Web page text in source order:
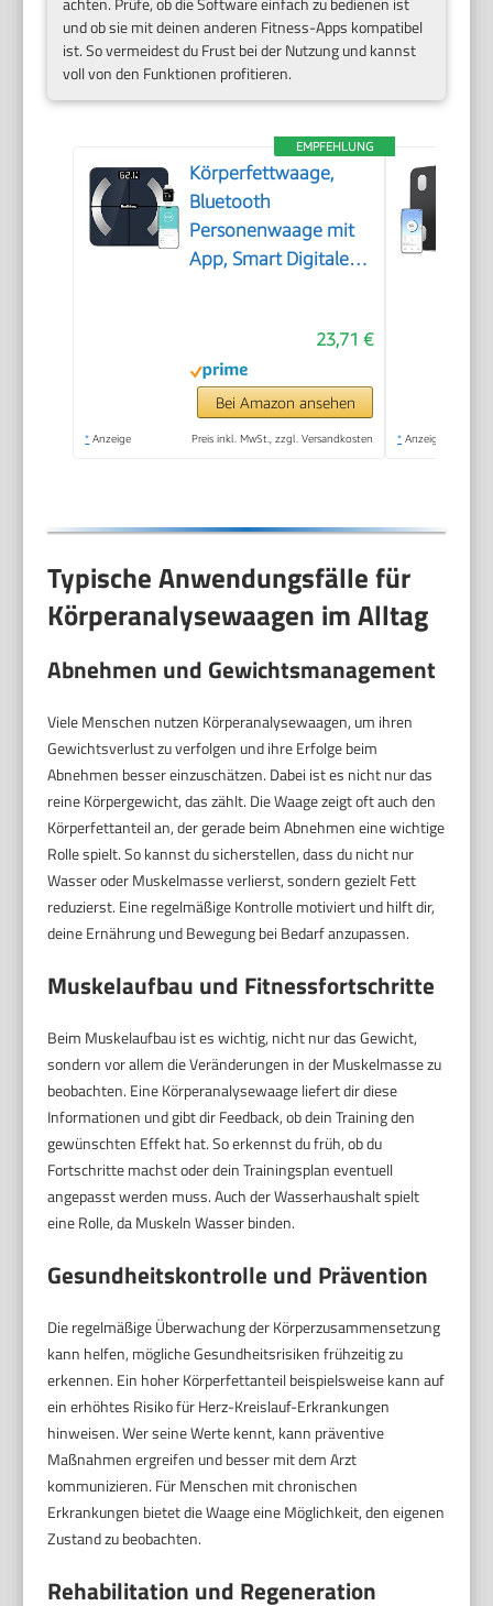
und ob sie mit deinen anderen Fitness-Apps kompatibel
ist. So vermeidest du Frust bei der Nutzung und kannst
voll von den Funktionen profitieren.
EMPFEHLUNG
Körperfettwaage,
Bluetooth
Personenwaage mit
App, Smart Digitale
Muskelmasse, Wasser,
Protein,
Skelettmuskel,
Knochengewicht,
23,71 €
Bei Amazon ansehen
* Anzeige Preis inkl. MwSt., zzgl. Versandkosten * Anzeige
Typische Anwendungsfälle für
Körperanalysewaagen im Alltag
Abnehmen und Gewichtsmanagement
Viele Menschen nutzen Körperanalysewaagen, um ihren
Gewichtsverlust zu verfolgen und ihre Erfolge beim
Abnehmen besser einzuschätzen. Dabei ist es nicht nur das
reine Körpergewicht, das zählt. Die Waage zeigt oft auch den
Körperfettanteil an, der gerade beim Abnehmen eine wichtige
Rolle spielt. So kannst du sicherstellen, dass du nicht nur
Wasser oder Muskelmasse verlierst, sondern gezielt Fett
reduzierst. Eine regelmäßige Kontrolle motiviert und hilft dir,
deine Ernährung und Bewegung bei Bedarf anzupassen.
Muskelaufbau und Fitnessfortschritte
Beim Muskelaufbau ist es wichtig, nicht nur das Gewicht,
sondern vor allem die Veränderungen in der Muskelmasse zu
beobachten. Eine Körperanalysewaage liefert dir diese
Informationen und gibt dir Feedback, ob dein Training den
gewünschten Effekt hat. So erkennst du früh, ob du
Fortschritte machst oder dein Trainingsplan eventuell
angepasst werden muss. Auch der Wasserhaushalt spielt
eine Rolle, da Muskeln Wasser binden.
Gesundheitskontrolle und Prävention
Die regelmäßige Überwachung der Körperzusammensetzung
kann helfen, mögliche Gesundheitsrisiken frühzeitig zu
erkennen. Ein hoher Körperfettanteil beispielsweise kann auf
ein erhöhtes Risiko für Herz-Kreislauf-Erkrankungen
hinweisen. Wer seine Werte kennt, kann präventive
Maßnahmen ergreifen und besser mit dem Arzt
kommunizieren. Für Menschen mit chronischen
Erkrankungen bietet die Waage eine Möglichkeit, den eigenen
Zustand zu beobachten.
Rehabilitation und Regeneration